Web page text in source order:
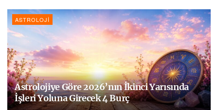
ASTROLOJI
Astrolojiye Göre 2026’nın İkinci Yarısında
İşleri Yoluna Girecek 4 Burç